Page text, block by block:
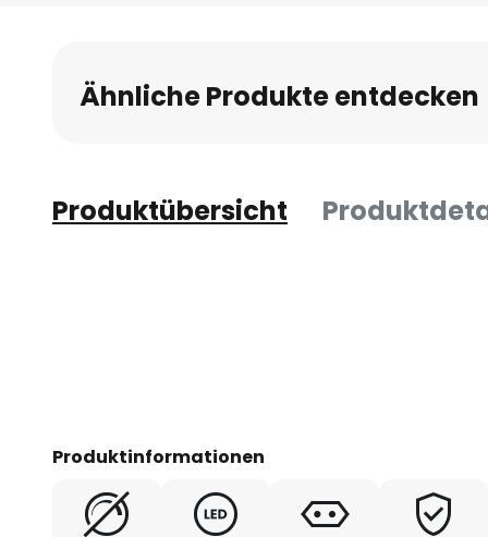
Bildgalerie
springen
Ähnliche Produkte entdecken
Produktübersicht
Produktinformationen